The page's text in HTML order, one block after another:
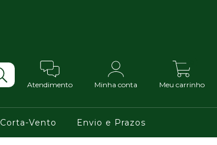
Atendimento Minha conta Meu carrinho
Corta-Vento Envio e Prazos